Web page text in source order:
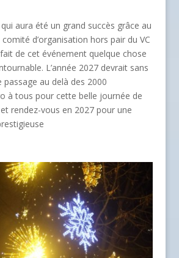
aura été un grand succès grâce au
d’organisation hors pair du VC
de cet événement quelque chose
L’année 2027 devrait sans
au delà des 2000
à tous pour cette belle journée de
rendez-vous en 2027 pour une